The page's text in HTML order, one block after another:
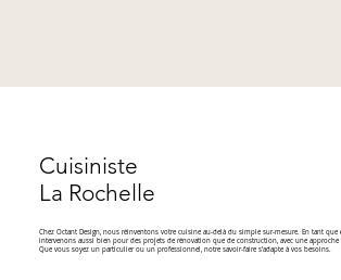
Cuisiniste
La Rochelle
Chez Octant Design, nous réinventons votre cuisine au-delà du simple sur-mesure. En tant que
intervenons aussi bien pour des projets de rénovation que de construction, avec une
Que vous soyez un particulier ou un professionnel, notre savoir-faire s’adapte à vos besoins.